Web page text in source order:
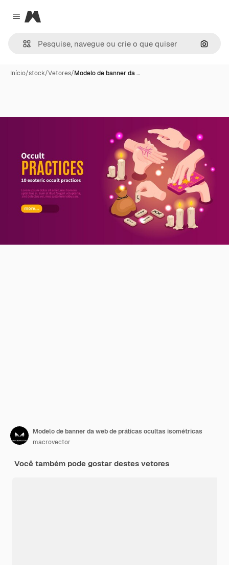
Close menu
Magnific
Início/stock/Vetores/Modelo de banner da …
Modelo de banner da web de práticas ocultas isométricas
macrovector
Você também pode gostar destes vetores